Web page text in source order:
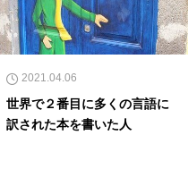
2021.04.06
世界で２番目に多くの言語に
訳された本を書いた人